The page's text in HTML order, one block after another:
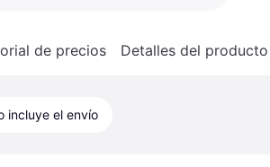
de precios Detalles del producto
incluye el envío